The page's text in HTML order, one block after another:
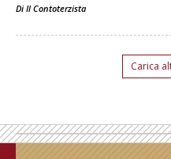
Di Il Contoterzista
Carica